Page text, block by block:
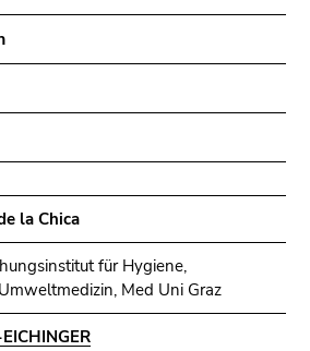
la Chica
für Hygiene,
Med Uni Graz